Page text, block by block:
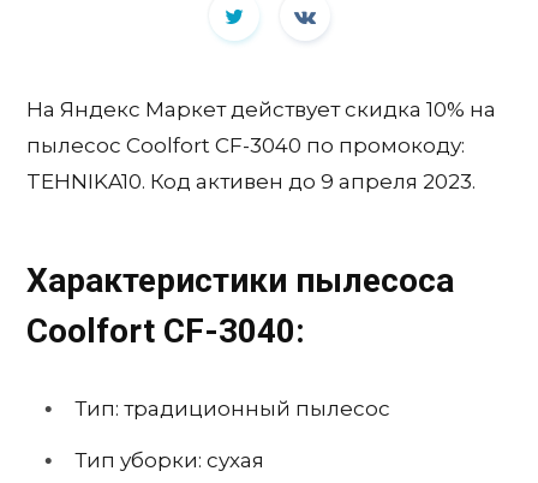
На Яндекс Маркет действует скидка 10% на
пылесос Coolfort CF-3040 по промокоду:
TEHNIKA10. Код активен до 9 апреля 2023.
Характеристики пылесоса
Coolfort CF-3040:
Тип: традиционный пылесос
Тип уборки: сухая